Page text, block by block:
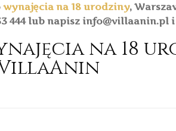
wynajęcia na 18 urodziny,
444 lub napisz
na 18